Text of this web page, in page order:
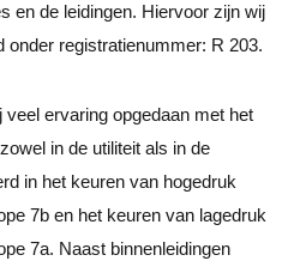
en de leidingen. Hiervoor zijn wij
registratienummer: R 203.
veel ervaring opgedaan met het
in de utiliteit als in de
in het keuren van hogedruk
7b en het keuren van lagedruk
7a. Naast binnenleidingen